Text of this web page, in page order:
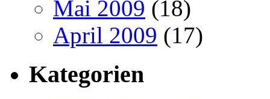
Mai 2009 (18)
April 2009 (17)
Kategorien